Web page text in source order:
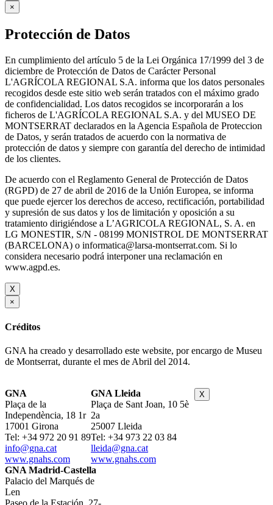
×
Protección de Datos
En cumplimiento del artículo 5 de la Lei Orgánica 17/1999 del 3 de
diciembre de Protección de Datos de Carácter Personal
L'AGRÍCOLA REGIONAL S.A. informa que los datos personales
recogidos desde este sitio web serán tratados con el máximo grado
de confidencialidad. Los datos recogidos se incorporarán a los
ficheros de L'AGRÍCOLA REGIONAL S.A. y del MUSEO DE
MONTSERRAT declarados en la Agencia Española de Proteccion
de Datos, y serán tratados de acuerdo con la normativa de
protección de datos y siempre con garantía del derecho de intimidad
de los clientes.
De acuerdo con el Reglamento General de Protección de Datos
(RGPD) de 27 de abril de 2016 de la Unión Europea, se informa
que puede ejercer los derechos de acceso, rectificación, portabilidad
y supresión de sus datos y los de limitación y oposición a su
tratamiento dirigiéndose a L’AGRICOLA REGIONAL, S. A. en
LG MONESTIR, S/N - 08199 MONISTROL DE MONTSERRAT
(BARCELONA) o informatica@larsa-montserrat.com. Si lo
considera necesario podrá interponer una reclamación en
www.agpd.es.
X
×
Créditos
GNA ha creado y desarrollado este website, por encargo de Museu
de Montserrat, durante el mes de Abril del 2014.
GNA
Plaça de la
Independència, 18 1r
17001 Girona
Tel: +34 972 20 91 89
info@gna.cat
www.gnahs.com
GNA Lleida
Plaça de Sant Joan, 10 5è
2a
25007 Lleida
Tel: +34 973 22 03 84
lleida@gna.cat
www.gnahs.com
GNA Madrid-Castella
Palacio del Marqués de
Len
Paseo de la Estación, 27-
X